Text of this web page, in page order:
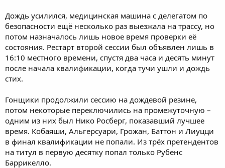
Дождь усилился, медицинская машина с делегатом по
безопасности ещё несколько раз выезжала на трассу, но
потом назначалось лишь новое время проверки её
состояния. Рестарт второй сессии был объявлен лишь в
16:10 местного времени, спустя два часа и десять минут
после начала квалификации, когда тучи ушли и дождь
стих.
Гонщики продолжили сессию на дождевой резине,
потом некоторые переключились на промежуточную –
одним из них был Нико Росберг, показавший лучшее
время. Кобаяши, Альгерсуари, Грожан, Баттон и Лиуцци
в финал квалификации не попали. Из трёх претендентов
на титул в первую десятку попал только Рубенс
Баррикелло.